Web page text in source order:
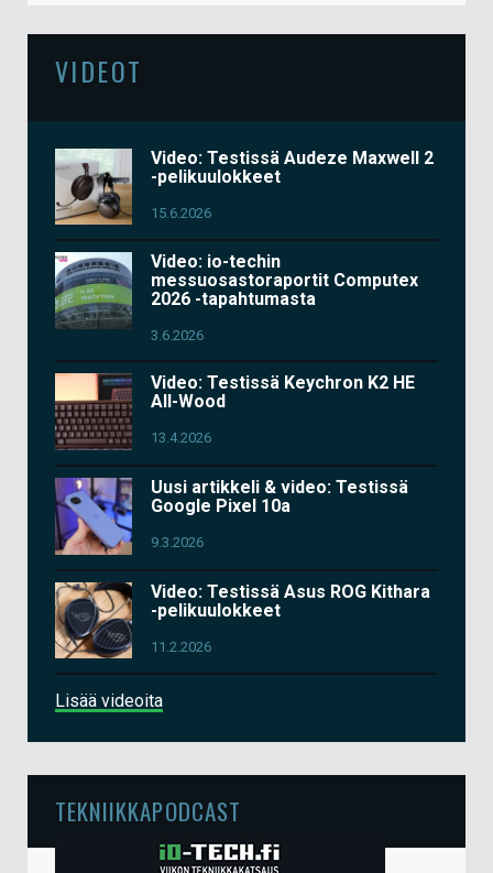
VIDEOT
Video: Testissä Audeze Maxwell 2
-pelikuulokkeet
15.6.2026
Video: io-techin
messuosastoraportit Computex
2026 -tapahtumasta
3.6.2026
Video: Testissä Keychron K2 HE
All-Wood
13.4.2026
Uusi artikkeli & video: Testissä
Google Pixel 10a
9.3.2026
Video: Testissä Asus ROG Kithara
-pelikuulokkeet
11.2.2026
Lisää videoita
TEKNIIKKAPODCAST